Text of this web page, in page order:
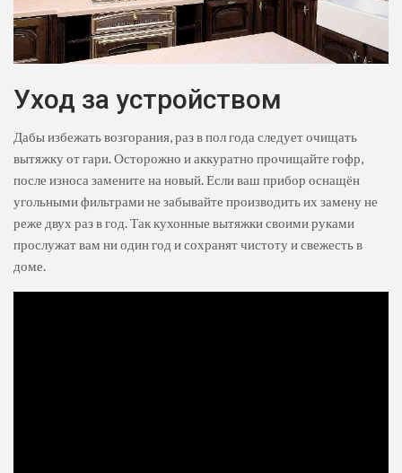
Уход за устройством
Дабы избежать возгорания, раз в пол года следует очищать
вытяжку от гари. Осторожно и аккуратно прочищайте гофр,
после износа замените на новый. Если ваш прибор оснащён
угольными фильтрами не забывайте производить их замену не
реже двух раз в год. Так кухонные вытяжки своими руками
прослужат вам ни один год и сохранят чистоту и свежесть в
доме.